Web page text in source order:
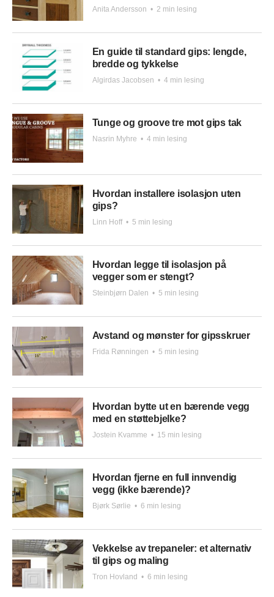
Anita Andersson • 2 min lesing
En guide til standard gips: lengde,
bredde og tykkelse
Algirdas Jacobsen • 4 min lesing
Tunge og groove tre mot gips tak
Nasrin Myhre • 4 min lesing
Hvordan installere isolasjon uten
gips?
Linn Hoff • 5 min lesing
Hvordan legge til isolasjon på
vegger som er stengt?
Steinbjørn Dalen • 5 min lesing
Avstand og mønster for gipsskruer
Frida Rønningen • 5 min lesing
Hvordan bytte ut en bærende vegg
med en støttebjelke?
Jostein Kvamme • 15 min lesing
Hvordan fjerne en full innvendig
vegg (ikke bærende)?
Bjørk Sørlie • 6 min lesing
Vekkelse av trepaneler: et alternativ
til gips og maling
Tron Hovland • 6 min lesing